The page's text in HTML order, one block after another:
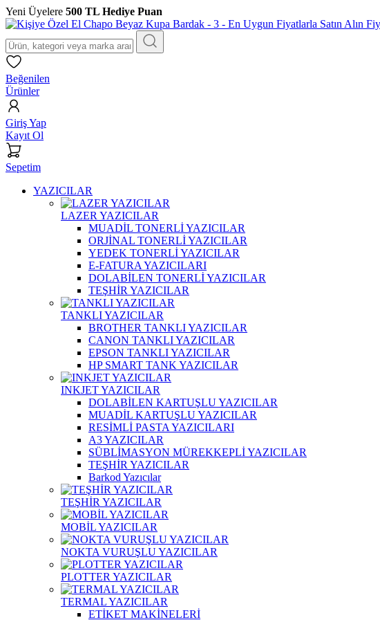
Yeni Üyelere 500 TL Hediye Puan
Beğenilen
Ürünler
Giriş Yap
Kayıt Ol
Sepetim
YAZICILAR
LAZER YAZICILAR
MUADİL TONERLİ YAZICILAR
ORJİNAL TONERLİ YAZICILAR
YEDEK TONERLİ YAZICILAR
E-FATURA YAZICILARI
DOLABİLEN TONERLİ YAZICILAR
TEŞHİR YAZICILAR
TANKLI YAZICILAR
BROTHER TANKLI YAZICILAR
CANON TANKLI YAZICILAR
EPSON TANKLI YAZICILAR
HP SMART TANK YAZICILAR
INKJET YAZICILAR
DOLABİLEN KARTUŞLU YAZICILAR
MUADİL KARTUŞLU YAZICILAR
RESİMLİ PASTA YAZICILARI
A3 YAZICILAR
SÜBLİMASYON MÜREKKEPLİ YAZICILAR
TEŞHİR YAZICILAR
Barkod Yazıcılar
TEŞHİR YAZICILAR
MOBİL YAZICILAR
NOKTA VURUŞLU YAZICILAR
PLOTTER YAZICILAR
TERMAL YAZICILAR
ETİKET MAKİNELERİ